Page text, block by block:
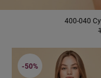
400-040
-50%